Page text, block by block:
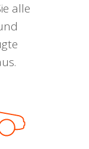
alle